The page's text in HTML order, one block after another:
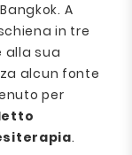
A
in tre
alla sua
alcun fonte
per
.